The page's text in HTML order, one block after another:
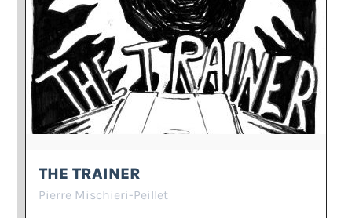
THE TRAINER
Pierre Mischieri-Peillet